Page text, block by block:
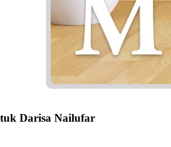
Darisa Nailufar